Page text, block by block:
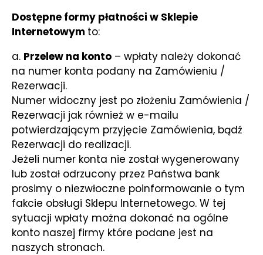
Dostępne formy płatności w Sklepie
Internetowym to:
a. Przelew na konto – wpłaty należy dokonać
na numer konta podany na Zamówieniu /
Rezerwacji.
Numer widoczny jest po złożeniu Zamówienia /
Rezerwacji jak również w e-mailu
potwierdzającym przyjęcie Zamówienia, bądź
Rezerwacji do realizacji.
Jeżeli numer konta nie został wygenerowany
lub został odrzucony przez Państwa bank
prosimy o niezwłoczne poinformowanie o tym
fakcie obsługi Sklepu Internetowego. W tej
sytuacji wpłaty można dokonać na ogólne
konto naszej firmy które podane jest na
naszych stronach.